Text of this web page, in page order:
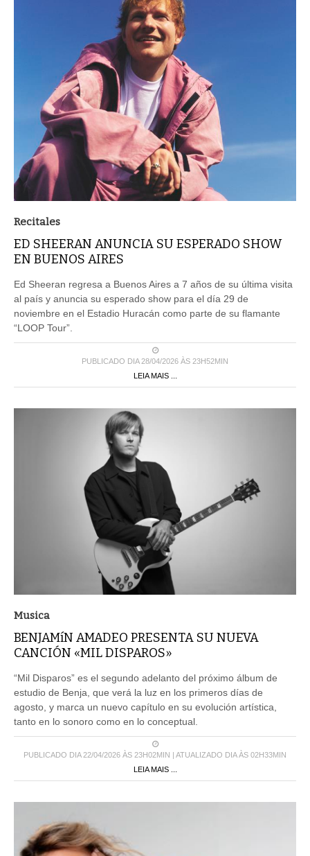
Recitales
ED SHEERAN ANUNCIA SU ESPERADO SHOW
EN BUENOS AIRES
Ed Sheeran regresa a Buenos Aires a 7 años de su última visita
al país y anuncia su esperado show para el día 29 de
noviembre en el Estadio Huracán como parte de su flamante
“LOOP Tour”.
PUBLICADO DIA 28/04/2026 ÀS 23H52MIN
LEIA MAIS ...
Musica
BENJAMíN AMADEO PRESENTA SU NUEVA
CANCIÓN «MIL DISPAROS»
“Mil Disparos” es el segundo adelanto del próximo álbum de
estudio de Benja, que verá la luz en los primeros días de
agosto, y marca un nuevo capítulo en su evolución artística,
tanto en lo sonoro como en lo conceptual.
PUBLICADO DIA 22/04/2026 ÀS 23H02MIN | ATUALIZADO DIA ÀS 02H33MIN
LEIA MAIS ...